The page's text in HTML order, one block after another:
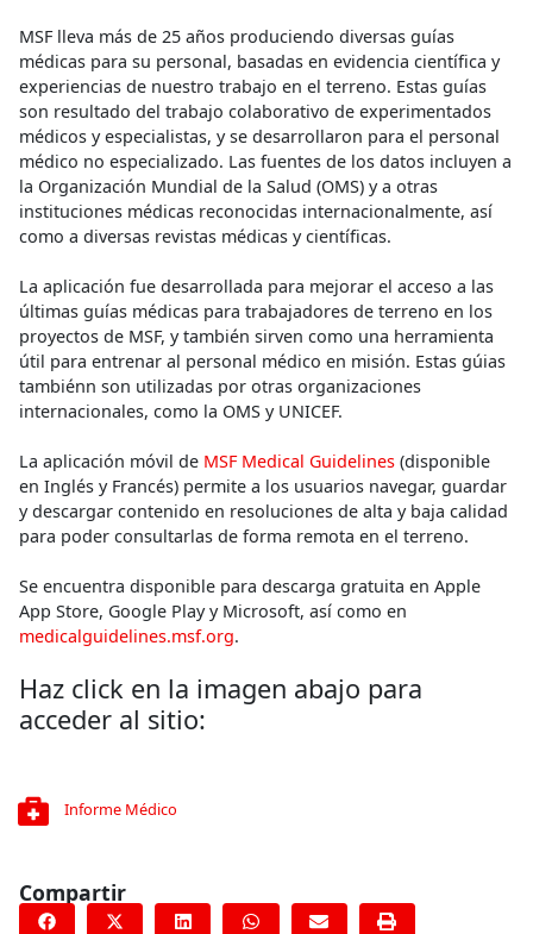
MSF lleva más de 25 años produciendo diversas guías
médicas para su personal, basadas en evidencia científica y
experiencias de nuestro trabajo en el terreno. Estas guías
son resultado del trabajo colaborativo de experimentados
médicos y especialistas, y se desarrollaron para el personal
médico no especializado. Las fuentes de los datos incluyen a
la Organización Mundial de la Salud (OMS) y a otras
instituciones médicas reconocidas internacionalmente, así
como a diversas revistas médicas y científicas.
La aplicación fue desarrollada para mejorar el acceso a las
últimas guías médicas para trabajadores de terreno en los
proyectos de MSF, y también sirven como una herramienta
útil para entrenar al personal médico en misión. Estas gúias
tambiénn son utilizadas por otras organizaciones
internacionales, como la OMS y UNICEF.
La aplicación móvil de MSF Medical Guidelines (disponible
en Inglés y Francés) permite a los usuarios navegar, guardar
y descargar contenido en resoluciones de alta y baja calidad
para poder consultarlas de forma remota en el terreno.
Se encuentra disponible para descarga gratuita en Apple
App Store, Google Play y Microsoft, así como en
medicalguidelines.msf.org.
Haz click en la imagen abajo para
acceder al sitio:
Informe Médico
Compartir